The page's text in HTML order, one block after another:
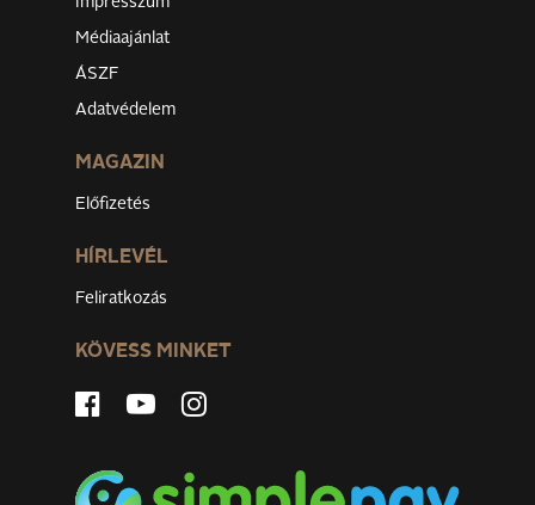
Médiaajánlat
ÁSZF
Adatvédelem
MAGAZIN
Előfizetés
HÍRLEVÉL
Feliratkozás
KÖVESS MINKET